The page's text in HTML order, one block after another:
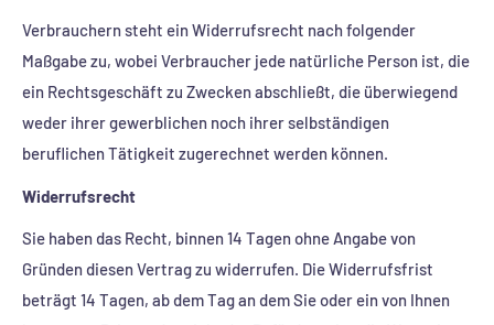
Verbrauchern steht ein Widerrufsrecht nach folgender
Maßgabe zu, wobei Verbraucher jede natürliche Person ist, die
ein Rechtsgeschäft zu Zwecken abschließt, die überwiegend
weder ihrer gewerblichen noch ihrer selbständigen
beruflichen Tätigkeit zugerechnet werden können.
Widerrufsrecht
Sie haben das Recht, binnen 14 Tagen ohne Angabe von
Gründen diesen Vertrag zu widerrufen. Die Widerrufsfrist
beträgt 14 Tagen, ab dem Tag an dem Sie oder ein von Ihnen